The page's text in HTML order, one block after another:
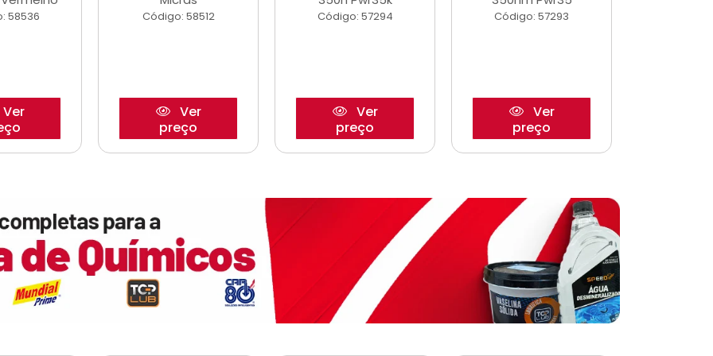
58536
Ver
Código: 58512
Ver
preço
Código: 57294
Ver
preço
Código: 57293
Ver
preço